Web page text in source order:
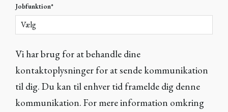
Jobfunktion*
Vi har brug for at behandle dine
kontaktoplysninger for at sende kommunikation
til dig. Du kan til enhver tid framelde dig denne
kommunikation. For mere information omkring